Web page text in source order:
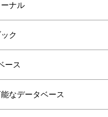
ナル
ク
ース
なデータベース